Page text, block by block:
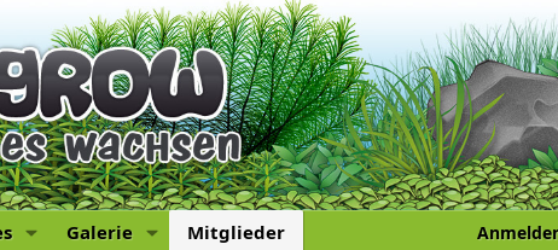
Galerie Mitglieder